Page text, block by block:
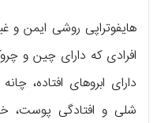
هایفوتراپی روشی ایمن و
افرادی که دارای چین و
دارای ابروهای افتاده،
شلی و افتادگی پوست،